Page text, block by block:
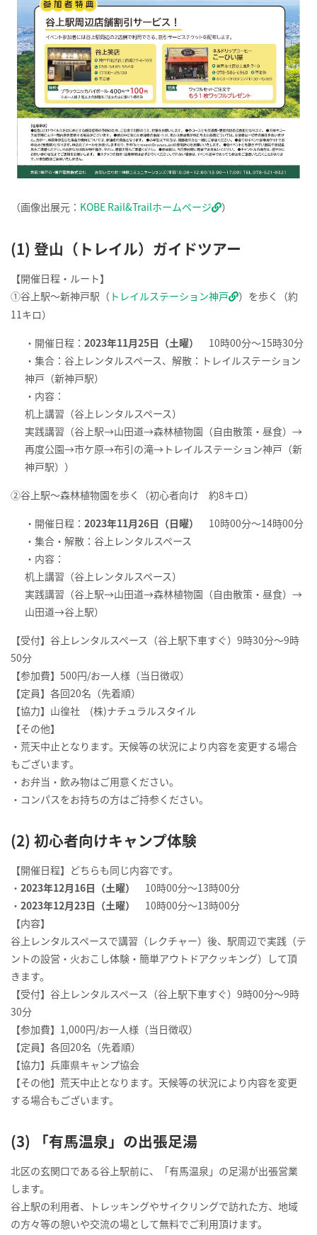
（画像出展元： KOBE Rail&Trailホームページ ）
(1) 登山（トレイル）ガイドツアー
【開催日程・ルート】
①谷上駅～新神戸駅（ トレイルステーション神戸
）を歩く（約
11キロ）
・開催日程： 2023年11月25日（土曜）
10時00分～15時30分
・集合：谷上レンタルスペース、解散：トレイルステーション
神戸（新神戸駅）
・内容：
机上講習（谷上レンタルスペース）
実践講習（谷上駅→山田道→森林植物園（自由散策・昼食）→
再度公園→市ケ原→布引の滝→トレイルステーション神戸（新
神戸駅））
②谷上駅～森林植物園を歩く（初心者向け 約8キロ）
・開催日程： 2023年11月26日（日曜）
10時00分～14時00分
・集合・解散：谷上レンタルスペース
・内容：
机上講習（谷上レンタルスペース）
実践講習（谷上駅→山田道→森林植物園（自由散策・昼食）→
山田道→谷上駅）
【受付】谷上レンタルスペース（谷上駅下車すぐ）9時30分～9時
50分
【参加費】500円/お一人様（当日徴収）
【定員】各回20名（先着順）
【協力】山徨社 (株)ナチュラルスタイル
【その他】
・荒天中止となります。天候等の状況により内容を変更する場合
もございます。
・お弁当・飲み物はご用意ください。
・コンパスをお持ちの方はご持参ください。
(2) 初心者向けキャンプ体験
【開催日程】どちらも同じ内容です。
・ 2023年12月16日（土曜）
10時00分～13時00分
・ 2023年12月23日（土曜）
10時00分～13時00分
【内容】
谷上レンタルスペースで講習（レクチャー）後、駅周辺で実践（テ
ントの設営・火おこし体験・簡単アウトドアクッキング）して頂
きます。
【受付】谷上レンタルスペース（谷上駅下車すぐ）9時00分～9時
30分
【参加費】1,000円/お一人様（当日徴収）
【定員】各回20名（先着順）
【協力】兵庫県キャンプ協会
【その他】荒天中止となります。天候等の状況により内容を変更
する場合もございます。
(3) 「有馬温泉」の出張足湯
北区の玄関口である谷上駅前に、「有馬温泉」の足湯が出張営業
します。
谷上駅の利用者、トレッキングやサイクリングで訪れた方、地域
の方々等の憩いや交流の場として無料でご利用頂けます。